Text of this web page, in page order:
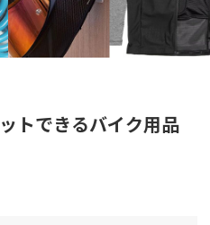
トできるバイク用品